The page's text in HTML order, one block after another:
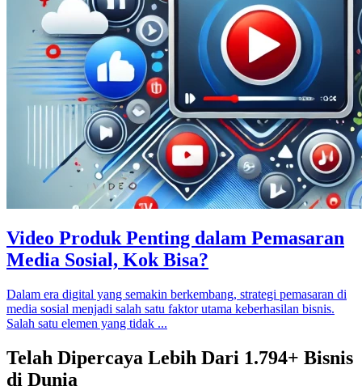
Video Produk Penting dalam Pemasaran
Media Sosial, Kok Bisa?
Dalam era digital yang semakin berkembang, strategi pemasaran di
media sosial menjadi salah satu faktor utama keberhasilan bisnis.
Salah satu elemen yang tidak ...
Telah Dipercaya Lebih Dari 1.794+ Bisnis
di Dunia